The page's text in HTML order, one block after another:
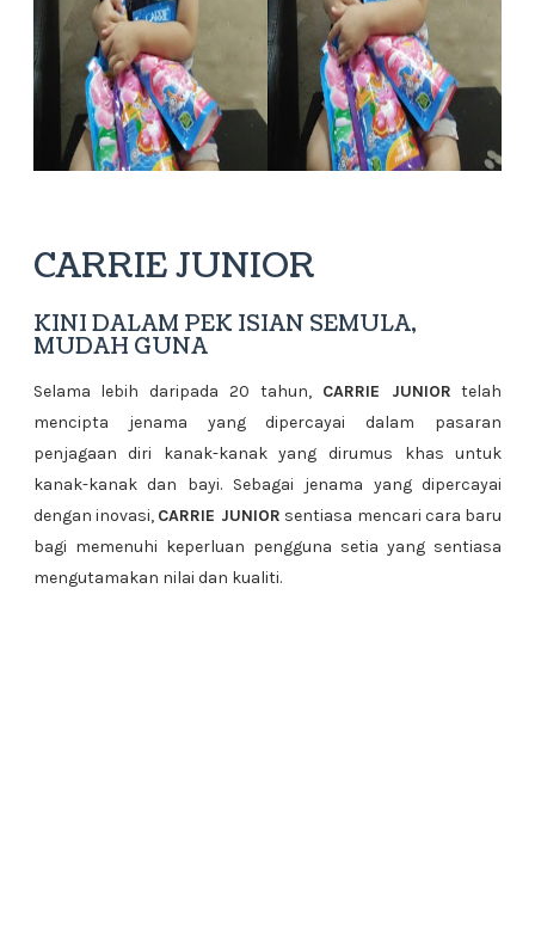
CARRIE JUNIOR
KINI DALAM PEK ISIAN SEMULA,
MUDAH GUNA
Selama lebih daripada 20 tahun, CARRIE JUNIOR telah
mencipta jenama yang dipercayai dalam pasaran
penjagaan diri kanak-kanak yang dirumus khas untuk
kanak-kanak dan bayi. Sebagai jenama yang dipercayai
dengan inovasi, CARRIE JUNIOR sentiasa mencari cara baru
bagi memenuhi keperluan pengguna setia yang sentiasa
mengutamakan nilai dan kualiti.